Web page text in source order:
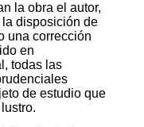
la obra el autor,
disposición de
una corrección
en
todas las
de estudio que